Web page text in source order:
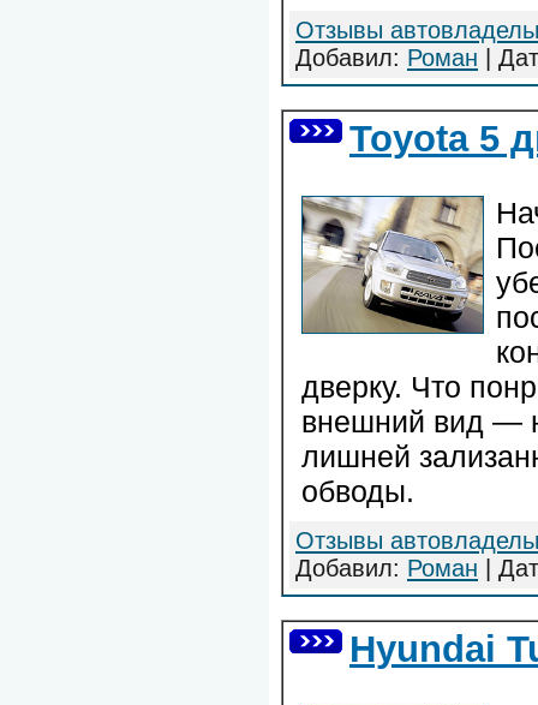
Отзывы
Добавил: Роман |
Toyota 5
дверку. Что
внешний вид —
лишней
обводы.
Отзывы
Добавил: Роман |
Hyundai